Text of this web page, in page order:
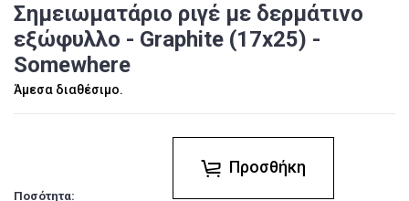
Σημειωματάριο ριγέ με δερμάτινο
εξώφυλλο - Graphite (17x25) -
Somewhere
Άμεσα διαθέσιμο.
Ποσότητα:
Προσθήκη